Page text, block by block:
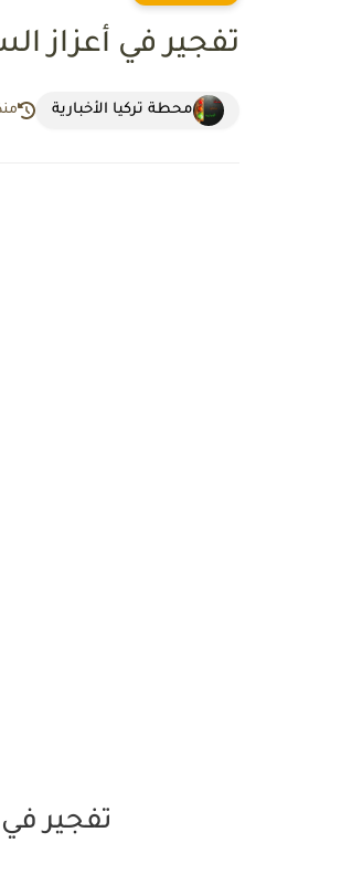
تفجير في أعزاز السورية
محطة تركيا الأخبارية منذ 6
تفجير في